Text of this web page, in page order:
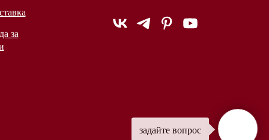
задайте вопрос
за